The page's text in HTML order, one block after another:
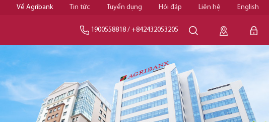
Về Agribank Tin tức Tuyển dụng Hỏi đáp Liên hệ English
1900558818 / +842432053205